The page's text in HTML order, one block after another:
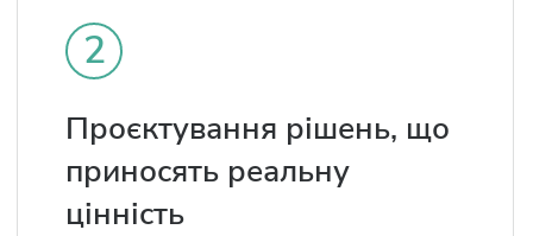
2
Проєктування рішень, що
приносять реальну
цінність